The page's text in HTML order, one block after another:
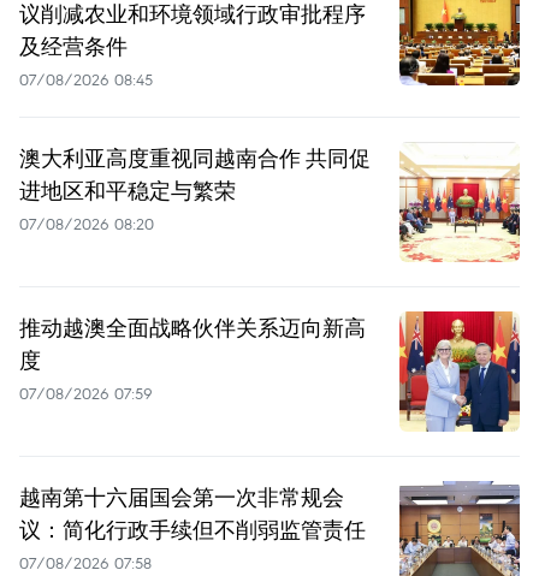
议削减农业和环境领域行政审批程序
及经营条件
07/08/2026 08:45
澳大利亚高度重视同越南合作 共同促
进地区和平稳定与繁荣
07/08/2026 08:20
推动越澳全面战略伙伴关系迈向新高
度
07/08/2026 07:59
越南第十六届国会第一次非常规会
议：简化行政手续但不削弱监管责任
07/08/2026 07:58